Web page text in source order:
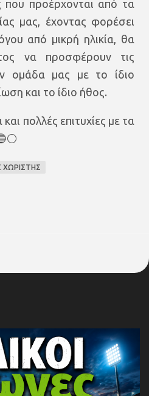
που προέρχονται από τα
μας, έχοντας φορέσει
από μικρή ηλικία, θα
να προσφέρουν τις
ομάδα μας με το ίδιο
και το ίδιο ήθος.
πολλές επιτυχίες με τα